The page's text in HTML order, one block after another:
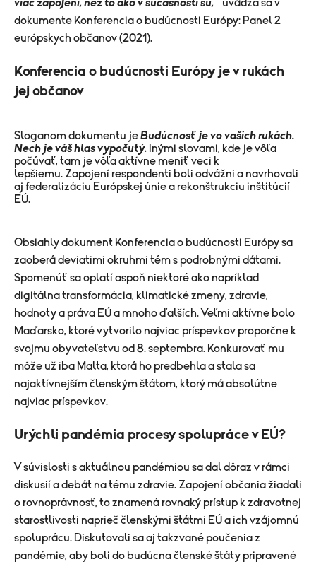
viac zapojení, než to ako v súčasnosti sú,"uvádza sa v
dokumente Konferencia o budúcnosti Európy: Panel 2
európskych občanov (2021).
Konferencia o budúcnosti Európy je v rukách
jej občanov
Sloganom dokumentu jeBudúcnosť je vo vašich rukách.
Nech je váš hlas vypočutý. Inými slovami, kde je vôľa
počúvať, tam je vôľa aktívne meniť veci k
lepšiemu. Zapojení respondenti boli odvážni a navrhovali
aj federalizáciu Európskej únie a rekonštrukciu inštitúcií
EÚ.
Obsiahly dokument Konferencia o budúcnosti Európy sa
zaoberá deviatimi okruhmi tém s podrobnými dátami.
Spomenúť sa oplatí aspoň niektoré ako napríklad
digitálna transformácia, klimatické zmeny, zdravie,
hodnoty a práva EÚ a mnoho ďalších. Veľmi aktívne bolo
Maďarsko, ktoré vytvorilo najviac príspevkov proporčne k
svojmu obyvateľstvu od 8. septembra. Konkurovať mu
môže už iba Malta, ktorá ho predbehla a stala sa
najaktívnejším členským štátom, ktorý má absolútne
najviac príspevkov.
Urýchli pandémia procesy spolupráce v EÚ?
V súvislosti s aktuálnou pandémiou sa dal dôraz v rámci
diskusií a debát na tému zdravie. Zapojení občania žiadali
o rovnoprávnosť, to znamená rovnaký prístup k zdravotnej
starostlivosti naprieč členskými štátmi EÚ a ich vzájomnú
spoluprácu. Diskutovali sa aj takzvané poučenia z
pandémie, aby boli do budúcna členské štáty pripravené